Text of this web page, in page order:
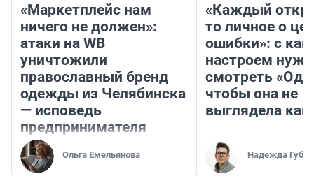
«Маркетплейс нам
ничего не должен»:
атаки на WB
уничтожили
православный бренд
одежды из Челябинска
— исповедь
предпринимателя
Ольга Емельянова
«Каждый
то личное о
ошибки»: с
настроем
смотреть
чтобы она не
выглядела как
Надежда